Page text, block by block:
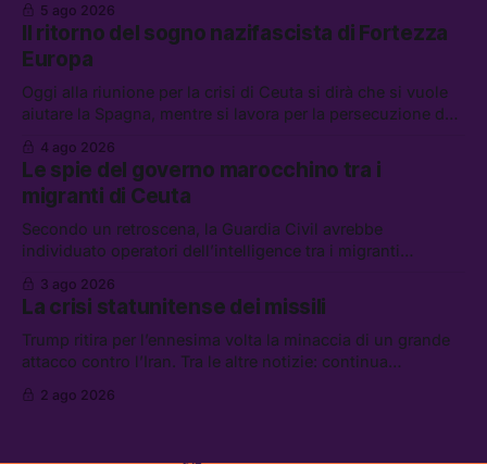
chi aspetta i dispersi di Ceuta, il boom dei carburanti
diluiti, e quanti attivisti anti data center sono stati arrestati
5 ago 2026
Il ritorno del sogno nazifascista di Fortezza
Europa
Oggi alla riunione per la crisi di Ceuta si dirà che si vuole
aiutare la Spagna, mentre si lavora per la persecuzione dei
spontanei a Gaza, un giovane di 19 anni è morto sotto il
sole per raccogliere pomodori, e cosa dice l’AI Act europeo
4 ago 2026
Le spie del governo marocchino tra i
migranti di Ceuta
Secondo un retroscena, la Guardia Civil avrebbe
individuato operatori dell’intelligence tra i migranti
hanno ucciso 19 persone a Gaza; le tensioni nel campo
largo sugli armamenti per l’Ucraina; e quanto costa una
Xbox adesso?
3 ago 2026
La crisi statunitense dei missili
Trump ritira per l’ennesima volta la minaccia di un grande
attacco contro l’Iran. Tra le altre notizie: continua
piano della maggioranza per blindare le chat di Delmastro,
2 ago 2026